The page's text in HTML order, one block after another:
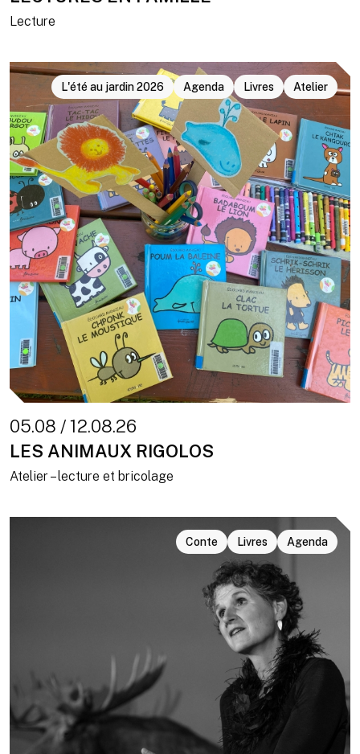
Lecture
L'été au jardin 2026 Agenda Livres Atelier
05.08 / 12.08.26
LES ANIMAUX RIGOLOS
Atelier – lecture et bricolage
Conte Livres Agenda